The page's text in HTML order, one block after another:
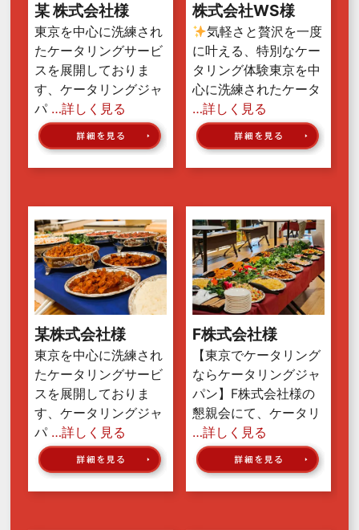
某 株式会社様
東京を中心に洗練され
たケータリングサービ
スを展開しておりま
す、ケータリングジャ
パ …詳しく見る
株式会社WS様
気軽さと贅沢を一度
に叶える、特別なケー
タリング体験東京を中
心に洗練されたケータ
…詳しく見る
某株式会社様
東京を中心に洗練され
たケータリングサービ
スを展開しておりま
す、ケータリングジャ
パ …詳しく見る
F株式会社様
【東京でケータリング
ならケータリングジャ
パン】F株式会社様の
懇親会にて、ケータリ
…詳しく見る